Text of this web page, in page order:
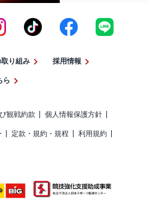
り組み 採用情報
ら
観戦約款 個人情報保護方針
定款・規約・規程 利用規約